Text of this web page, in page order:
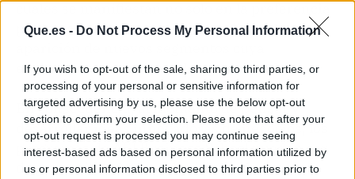
Que.es - Do Not Process My Personal Information
If you wish to opt-out of the sale, sharing to third parties, or
processing of your personal or sensitive information for
targeted advertising by us, please use the below opt-out
section to confirm your selection. Please note that after your
opt-out request is processed you may continue seeing
interest-based ads based on personal information utilized by
us or personal information disclosed to third parties prior to
por lo natural, sino también mediante la
explotación aún no ha sido aprovechada.
En consecuencia, al momento de pensar y
desarrollar ideas innovadoras de negocios, los
programas de AEI Business School pueden ser
de gran utilidad para adquirir las destrezas y